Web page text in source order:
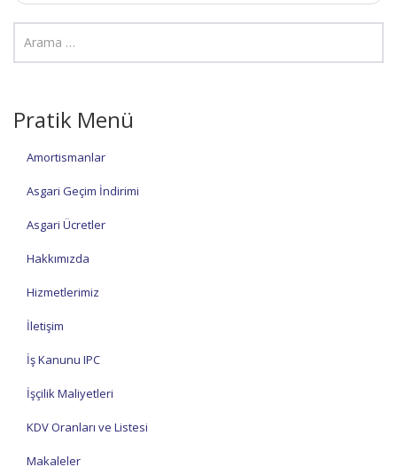
Pratik Menü
Amortismanlar
Asgari Geçim İndirimi
Asgari Ücretler
Hakkımızda
Hizmetlerimiz
İletişim
İş Kanunu IPC
İşçilik Maliyetleri
KDV Oranları ve Listesi
Makaleler